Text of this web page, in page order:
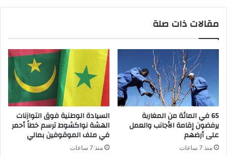
مقالات ذات صلة
65 في المائة من المغاربة
يرفضون إقامة الأجانب والعمل
على أرضهم
منذ 7 ساعات
السيادة الوطنية فوق التوازنات
الهشة نواكشوط ترسم خطاً أحمر
في ملف الموقوفين بمالي
منذ 7 ساعات